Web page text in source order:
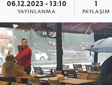
06.12.2023 - 13:10
YAYINLANMA
1
PAYLAŞIM
Günün Manşetleri
Haber Kuşakları
Haberler
Haber Arşivi